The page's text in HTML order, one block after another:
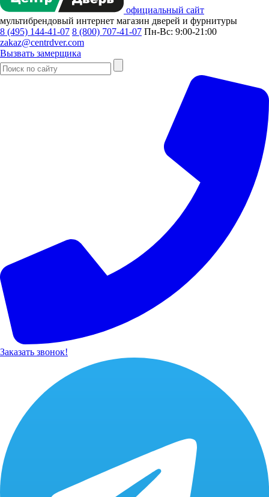
официальный сайт
мультибрендовый интернет магазин дверей и фурнитуры
8 (495) 144-41-07 8 (800) 707-41-07 Пн-Вс: 9:00-21:00
zakaz@centrdver.com
Вызвать замерщика
Заказать звонок!